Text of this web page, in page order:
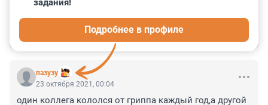
пазузу
задания!
Подробнее в профиле
23 октября 2021, 00:04
один коллега кололся от гриппа каждый год,а другой